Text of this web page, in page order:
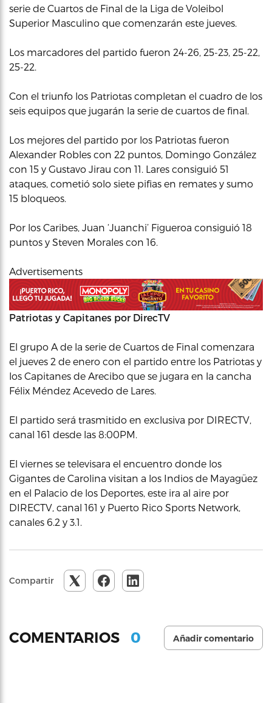
serie de Cuartos de Final de la Liga de Voleibol
Superior Masculino que comenzarán este jueves.
Los marcadores del partido fueron 24-26, 25-23, 25-22,
25-22.
Con el triunfo los Patriotas completan el cuadro de los
seis equipos que jugarán la serie de cuartos de final.
Los mejores del partido por los Patriotas fueron
Alexander Robles con 22 puntos, Domingo González
con 15 y Gustavo Jirau con 11. Lares consiguió 51
ataques, cometió solo siete pifias en remates y sumo
15 bloqueos.
Por los Caribes, Juan ‘Juanchi’ Figueroa consiguió 18
puntos y Steven Morales con 16.
Advertisements
Patriotas y Capitanes por DirecTV
El grupo A de la serie de Cuartos de Final comenzara
el jueves 2 de enero con el partido entre los Patriotas y
los Capitanes de Arecibo que se jugara en la cancha
Félix Méndez Acevedo de Lares.
El partido será trasmitido en exclusiva por DIRECTV,
canal 161 desde las 8:00PM.
El viernes se televisara el encuentro donde los
Gigantes de Carolina visitan a los Indios de Mayagüez
en el Palacio de los Deportes, este ira al aire por
DIRECTV, canal 161 y Puerto Rico Sports Network,
canales 6.2 y 3.1.
Compartir
COMENTARIOS 0 Añadir comentario